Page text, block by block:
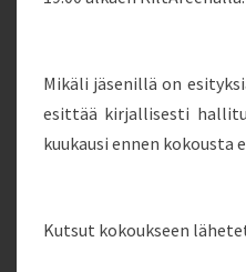
Mikäli jäsenillä on
esittää kirjallisesti
kuukausi ennen kokousta
Kutsut kokoukseen